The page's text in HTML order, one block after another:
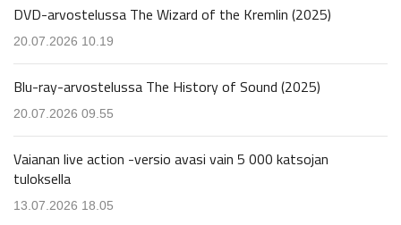
DVD-arvostelussa The Wizard of the Kremlin (2025)
20.07.2026 10.19
Blu-ray-arvostelussa The History of Sound (2025)
20.07.2026 09.55
Vaianan live action -versio avasi vain 5 000 katsojan
tuloksella
13.07.2026 18.05